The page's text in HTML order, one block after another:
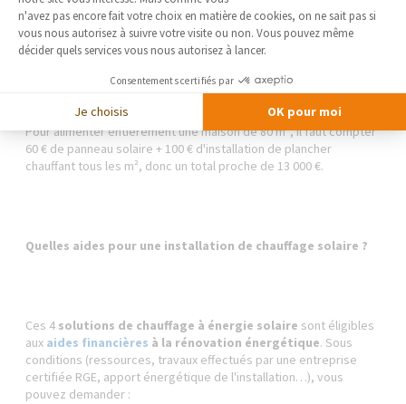
Ceplancher chauffant hydraulique à énergie solaireutilise la
chaleur captée par despanneaux thermiquespuis restituée au
fluide caloporteur. Comme tous les planchers chauffants, le
plancher solaire
offre une chaleur douce et homogène dans les
Pour alimenter entièrement une maison de 80 m², il faut compter
60 € de panneau solaire + 100 € d'installation de plancher
chauffant tous les m², donc un total proche de 13 000 €.
Quelles aides pour une installation de chauffage solaire ?
Ces 4 solutions de chauffage à énergie solaire sont éligibles
aux aides financières à la rénovation énergétique. Sous
conditions (ressources, travaux effectués par une entreprise
certifiée RGE, apport énergétique de l'installation…), vous
pouvez demander :
n'avez pas encore fait votre choix en matière de cookies, on ne sait pas si
vous nous autorisez à suivre votre visite ou non. Vous pouvez même
décider quels services vous nous autorisez à lancer.
Consentements certifiés par
Je choisis OK pour moi
Axeptio consent